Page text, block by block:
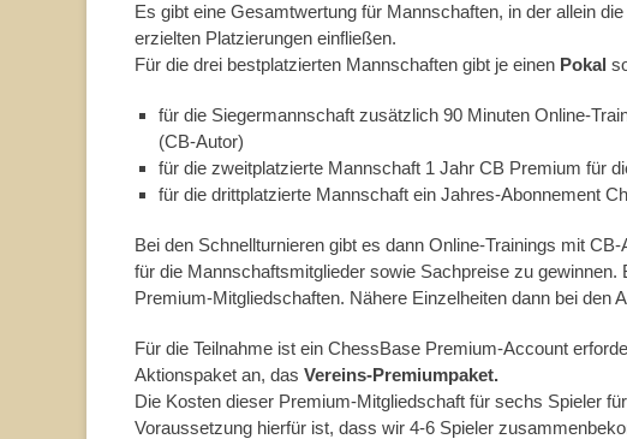
Es gibt eine Gesamtwertung für Mannschaften, in der allein
erzielten Platzierungen einfließen.
Für die drei bestplatzierten Mannschaften gibt je einen Pokal
für die Siegermannschaft zusätzlich 90 Minuten Online-
(CB-Autor)
für die zweitplatzierte Mannschaft 1 Jahr CB Premium für
für die drittplatzierte Mannschaft ein Jahres-Abonnement
Bei den Schnellturnieren gibt es dann Online-Trainings mit
für die Mannschaftsmitglieder sowie Sachpreise zu
Premium-Mitgliedschaften. Nähere Einzelheiten dann bei den
Für die Teilnahme ist ein ChessBase Premium-Account
Aktionspaket an, das Vereins-Premiumpaket.
Die Kosten dieser Premium-Mitgliedschaft für sechs Spieler
Voraussetzung hierfür ist, dass wir 4-6 Spieler